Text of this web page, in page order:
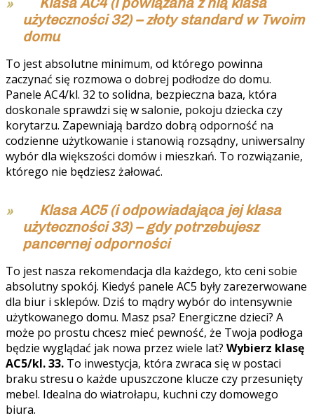
użyteczności 32) – złoty standard w Twoim
domu
To jest absolutne minimum, od którego powinna
zaczynać się rozmowa o dobrej podłodze do domu.
Panele AC4/kl. 32 to solidna, bezpieczna baza, która
doskonale sprawdzi się w salonie, pokoju dziecka czy
korytarzu. Zapewniają bardzo dobrą odporność na
codzienne użytkowanie i stanowią rozsądny, uniwersalny
wybór dla większości domów i mieszkań. To rozwiązanie,
którego nie będziesz żałować.
Klasa AC5 (i odpowiadająca jej klasa
użyteczności 33) – gdy potrzebujesz
pancernej odporności
To jest nasza rekomendacja dla każdego, kto ceni sobie
absolutny spokój. Kiedyś panele AC5 były zarezerwowane
dla biur i sklepów. Dziś to mądry wybór do intensywnie
użytkowanego domu. Masz psa? Energiczne dzieci? A
może po prostu chcesz mieć pewność, że Twoja podłoga
będzie wyglądać jak nowa przez wiele lat? Wybierz klasę
AC5/kl. 33. To inwestycja, która zwraca się w postaci
braku stresu o każde upuszczone klucze czy przesunięty
mebel. Idealna do wiatrołapu, kuchni czy domowego
biura.